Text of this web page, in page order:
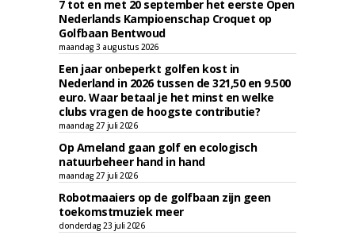
7 tot en met 20 september het eerste Open
Nederlands Kampioenschap Croquet op
Golfbaan Bentwoud
maandag 3 augustus 2026
Een jaar onbeperkt golfen kost in
Nederland in 2026 tussen de 321,50 en 9.500
euro. Waar betaal je het minst en welke
clubs vragen de hoogste contributie?
maandag 27 juli 2026
Op Ameland gaan golf en ecologisch
natuurbeheer hand in hand
maandag 27 juli 2026
Robotmaaiers op de golfbaan zijn geen
toekomstmuziek meer
donderdag 23 juli 2026